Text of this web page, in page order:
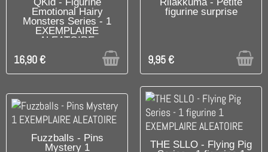
Emotional Hairy
Monsters Series - 1
EXEMPLAIRE
ALEATOIRE
16,90 €
figurine surprise
9,95 €
DISPONIBLE
Fuzzballs - Pins
Mystery 1
DISPONIBLE
THE SLLO - Flying Pig